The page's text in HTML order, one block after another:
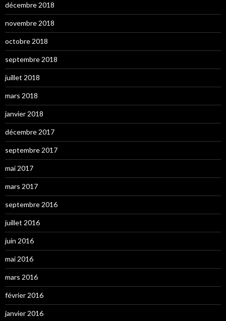
décembre 2018
novembre 2018
octobre 2018
septembre 2018
juillet 2018
mars 2018
janvier 2018
décembre 2017
septembre 2017
mai 2017
mars 2017
septembre 2016
juillet 2016
juin 2016
mai 2016
mars 2016
février 2016
janvier 2016